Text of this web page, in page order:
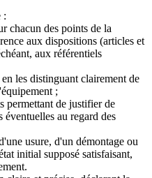
:
chacun des points de la
aux dispositions (articles et
aux référentiels
les distinguant clairement de
;
permettant de justifier de
au regard des
usure, d'un démontage ou
initial supposé satisfaisant,